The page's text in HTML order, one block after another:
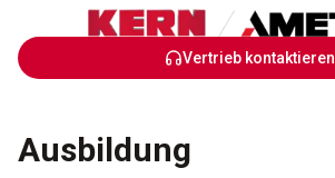
Skip
to
Vertrieb kontaktieren
Ausbildung